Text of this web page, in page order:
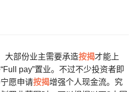
大部份业主需要承造按揭才能上
pay”置业。不过不少投资者即
愿申请按揭增强个人现金流。究